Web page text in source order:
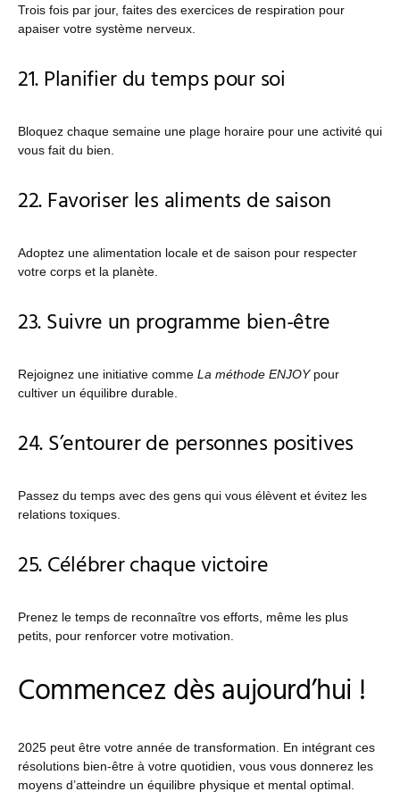
Trois fois par jour, faites des exercices de respiration pour
apaiser votre système nerveux.
21. Planifier du temps pour soi
Bloquez chaque semaine une plage horaire pour une activité qui
vous fait du bien.
22. Favoriser les aliments de saison
Adoptez une alimentation locale et de saison pour respecter
votre corps et la planète.
23. Suivre un programme bien-être
Rejoignez une initiative comme La méthode ENJOYpour
cultiver un équilibre durable.
24. S’entourer de personnes positives
Passez du temps avec des gens qui vous élèvent et évitez les
relations toxiques.
25. Célébrer chaque victoire
Prenez le temps de reconnaître vos efforts, même les plus
petits, pour renforcer votre motivation.
Commencez dès aujourd’hui !
2025 peut être votre année de transformation. En intégrant ces
résolutions bien-être à votre quotidien, vous vous donnerez les
moyens d’atteindre un équilibre physique et mental optimal.